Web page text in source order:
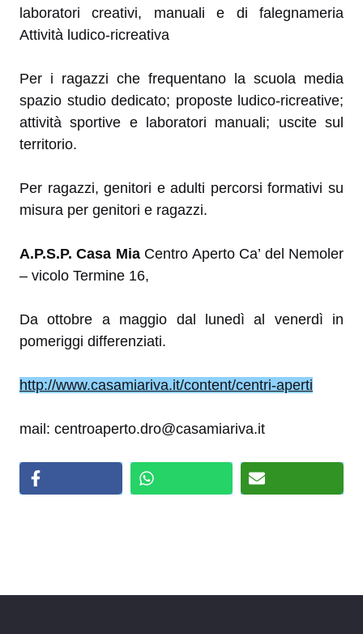
laboratori creativi, manuali e di falegnameria
Attività ludico-ricreativa
Per i ragazzi che frequentano la scuola media
spazio studio dedicato; proposte ludico-ricreative;
attività sportive e laboratori manuali; uscite sul
territorio.
Per ragazzi, genitori e adulti percorsi formativi su
misura per genitori e ragazzi.
A.P.S.P. Casa MiaCentro Aperto Ca’ del Nemoler
– vicolo Termine 16,
Da ottobre a maggio dal lunedì al venerdì in
pomeriggi differenziati.
http://www.casamiariva.it/content/centri-aperti
mail: centroaperto.dro@casamiariva.it